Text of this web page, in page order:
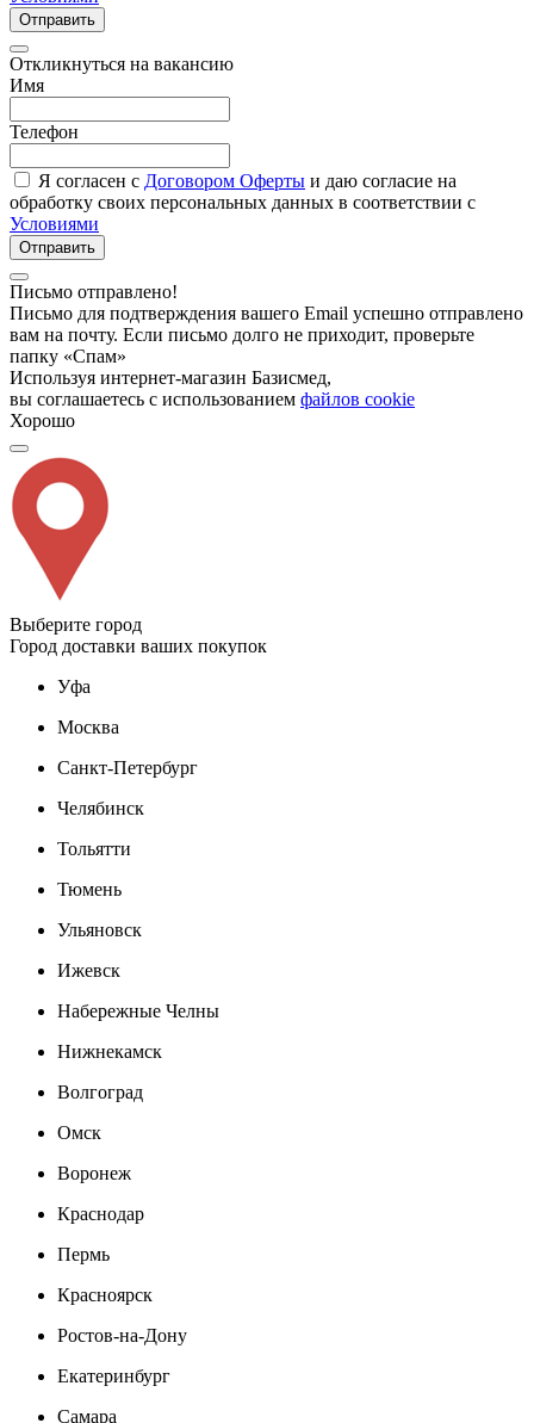
Отправить
Откликнуться на вакансию
Имя
Телефон
Я согласен с Договором Оферты и даю согласие на
обработку своих персональных данных в соответствии с
Условиями
Отправить
Письмо отправлено!
Письмо для подтверждения вашего Email успешно отправлено
вам на почту. Если письмо долго не приходит, проверьте
папку «Спам»
Используя интернет-магазин Базисмед,
вы соглашаетесь с использованием файлов cookie
Хорошо
Выберите город
Город доставки ваших покупок
Уфа
Москва
Санкт-Петербург
Челябинск
Тольятти
Тюмень
Ульяновск
Ижевск
Набережные Челны
Нижнекамск
Волгоград
Омск
Воронеж
Краснодар
Пермь
Красноярск
Ростов-на-Дону
Екатеринбург
Самара